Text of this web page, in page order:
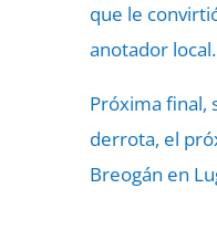
que le
anotador local.
Próxima final,
derrota, el
Breogán en